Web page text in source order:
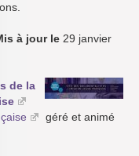
à jour le 29 janvier
de la
géré et animé